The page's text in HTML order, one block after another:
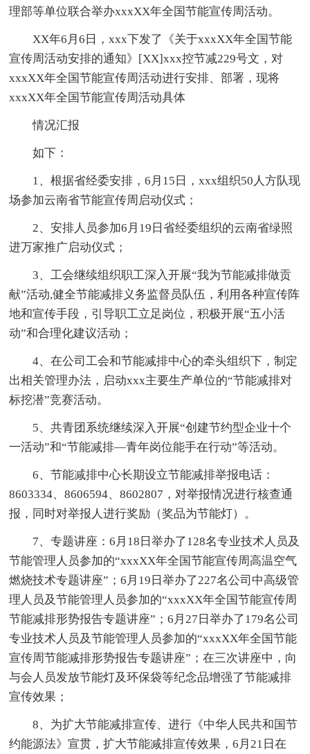
理部等单位联合举办xxxXX年全国节能宣传周活动。
XX年6月6日，xxx下发了《关于xxxXX年全国节能
宣传周活动安排的通知》[XX]xxx控节减229号文，对
xxxXX年全国节能宣传周活动进行安排、部署，现将
xxxXX年全国节能宣传周活动具体
情况汇报
如下：
1、根据省经委安排，6月15日，xxx组织50人方队现
场参加云南省节能宣传周启动仪式；
2、安排人员参加6月19日省经委组织的云南省绿照
进万家推广启动仪式；
3、工会继续组织职工深入开展“我为节能减排做贡
献”活动,健全节能减排义务监督员队伍，利用各种宣传阵
地和宣传手段，引导职工立足岗位，积极开展“五小活
动”和合理化建议活动；
4、在公司工会和节能减排中心的牵头组织下，制定
出相关管理办法，启动xxx主要生产单位的“节能减排对
标挖潜”竞赛活动。
5、共青团系统继续深入开展“创建节约型企业十个
一活动”和“节能减排―青年岗位能手在行动”等活动。
6、节能减排中心长期设立节能减排举报电话：
8603334、8606594、8602807，对举报情况进行核查通
报，同时对举报人进行奖励（奖品为节能灯）。
7、专题讲座：6月18日举办了128名专业技术人员及
节能管理人员参加的“xxxXX年全国节能宣传周高温空气
燃烧技术专题讲座”；6月19日举办了227名公司中高级管
理人员及节能管理人员参加的“xxxXX年全国节能宣传周
节能减排形势报告专题讲座”；6月27日举办了179名公司
专业技术人员及节能管理人员参加的“xxxXX年全国节能
宣传周节能减排形势报告专题讲座”；在三次讲座中，向
与会人员发放节能灯及环保袋等纪念品增强了节能减排
宣传效果；
8、为扩大节能减排宣传、进行《中华人民共和国节
约能源法》宣贯，扩大节能减排宣传效果，6月21日在